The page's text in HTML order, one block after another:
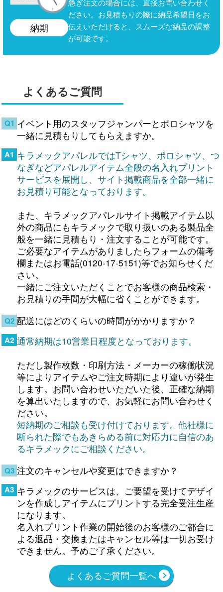
納期
急ぎ注文の場合には、直接お問い合わせく
ださい。お見積もりの際に納品希望日をお
伝えいただけると、スムーズな納品の調整
が可能です。
よくあるご質問
Q1 イベント用のスタッフジャンパーとポロシャツを
一緒に見積もりしてもらえますか。
A1 キラメックアパレルではTシャツ、ポロシャツ、つ
なぎなどアパレルアイテム全般の名入れプリント
サービスを展開し、サイト掲載商品を全部一緒に
お見積り可能となっております。
また、キラメックアパレルサイト掲載アイテム以
外の商品にもキラメックで取り扱いのある製品全
般を一緒に見積もり・注文することが可能です。
ご必要なアイテムがありましたらフォームの備考
欄またはお電話(0120-17-5151)等でお知らせくだ
さい。
一緒にご注文いただくことでお客様の商品検索・
お見積りの手間が大幅に省くことができます。
Q2 配送にはどのくらいの時間がかかりますか？
A2 通常納期は10営業日程度となっております。
ただし製作枚数・印刷方法・メーカーの稼働状況
等によりアイテムやご注文時期により違いが発生
します。お問い合わせいただいた後、正確な納期
を算出いたしますので、お気軽にお問い合わせく
ださい。
短納期のご相談も受け付けております。他社様に
断られた際でもあきらめる前に対応力に自信のあ
るキラメックにご相談ください。
Q3 注文のキャンセルや変更はできますか？
A3 キラメックのサービスは、ご要望を受けてデザイ
ンを作成しアイテムにプリントする完全受注生産
になります。
名入れプリント作業の開始後のお客様のご都合に
よる返品・交換またはキャンセル等は一切お受け
できません。予めご了承ください。
よくあるご質問一覧へ